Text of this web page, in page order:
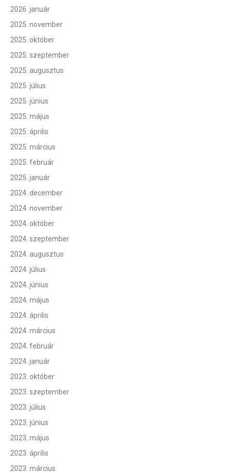
2026. január
2025. november
2025. október
2025. szeptember
2025. augusztus
2025. július
2025. június
2025. május
2025. április
2025. március
2025. február
2025. január
2024. december
2024. november
2024. október
2024. szeptember
2024. augusztus
2024. július
2024. június
2024. május
2024. április
2024. március
2024. február
2024. január
2023. október
2023. szeptember
2023. július
2023. június
2023. május
2023. április
2023. március